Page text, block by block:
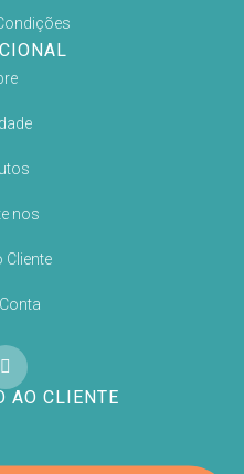
nos
Cliente
AO CLIENTE